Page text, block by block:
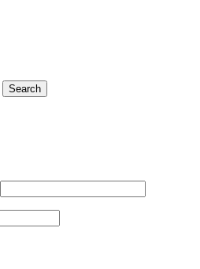
Search